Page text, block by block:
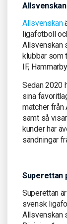
Allsvenskan
ligafotboll
Allsvenskan
klubbar som
IF,
Sedan 2020
sina
matcher från
samt så
kunder har
sändningar
Superettan
Superettan
svensk
Allsvenskan